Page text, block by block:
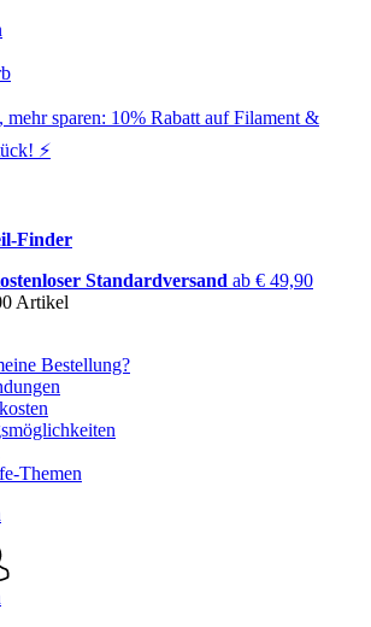
mehr sparen: 10% Rabatt auf Filament &
⚡️
Finder
Standardversand ab € 49,90
Artikel
Bestellung?
Themen